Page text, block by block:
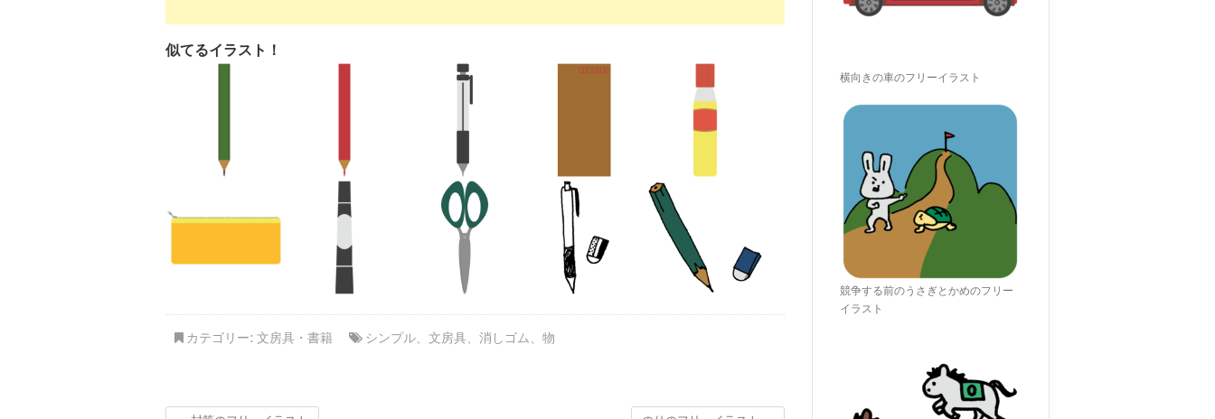
似てるイラスト！
カテゴリー: 文房具・書籍 シンプル、 文房具、 消しゴム、 物
横向きの車のフリーイラスト
競争する前のうさぎとかめのフリー
イラスト